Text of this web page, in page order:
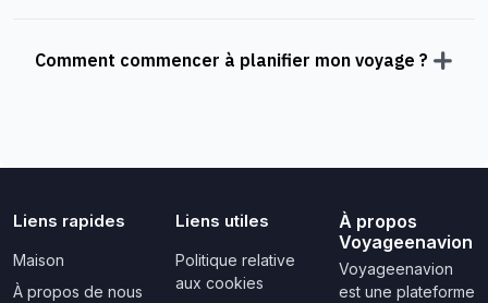
Comment commencer à planifier mon voyage ?
Liens rapides
Maison
À propos de nous
Liens utiles
Politique relative
aux cookies
À propos
Voyageenavion
Voyageenavion
est une plateforme